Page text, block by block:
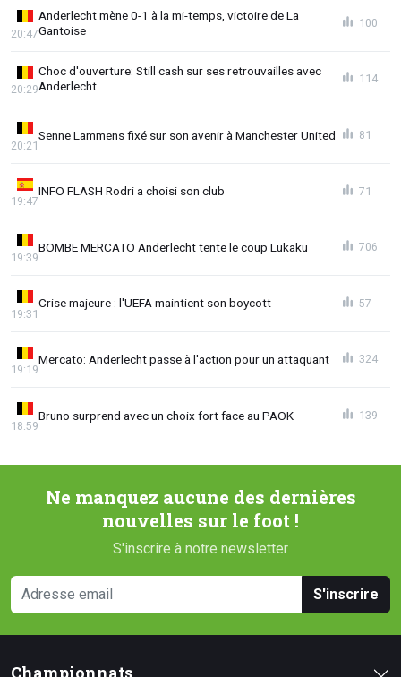
Anderlecht mène 0-1 à la mi-temps, victoire de La
Gantoise
20:47
100
Choc d'ouverture: Still cash sur ses retrouvailles avec
Anderlecht
20:29
114
Senne Lammens fixé sur son avenir à Manchester United
20:21
81
INFO FLASH Rodri a choisi son club
19:47
71
BOMBE MERCATO Anderlecht tente le coup Lukaku
19:39
706
Crise majeure : l'UEFA maintient son boycott
19:31
57
Mercato: Anderlecht passe à l'action pour un attaquant
19:19
324
Bruno surprend avec un choix fort face au PAOK
18:59
139
Ne manquez aucune des dernières
nouvelles sur le foot !
S'inscrire à notre newsletter
S'inscrire
Championnats